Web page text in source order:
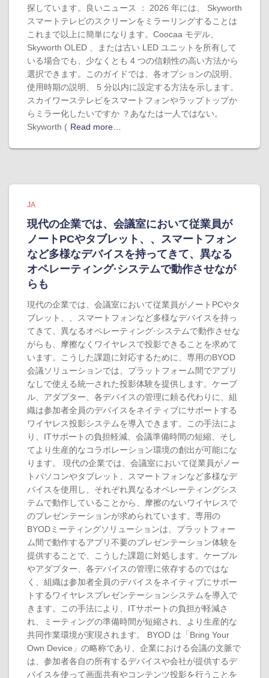
探しています。良いニュース ： 2026 年には、 Skyworth
スマートテレビのスクリーンをミラーリングすることは
これまで以上に簡単になります。Coocaa モデル、
Skyworth OLED 、または古い LED ユニットを所有して
いる場合でも、少なくとも 4 つの信頼性の高い方法から
選択できます。このガイドでは、各オプションの説明、
使用時期の説明、 5 分以内に設定する方法を示します。
スカイワーステレビをスマートフォンやラップトップか
らミラー化したいですか ？あなたは一人ではない。
Skyworth ( Read more…
JA
現代の企業では、会議室において従業員が
ノートPCやタブレット、、スマートフォン
など多様なデバイスを持ってきて、異なる
オペレーティング·システムで動作させなが
らも
現代の企業では、会議室において従業員がノートPCやタ
ブレット、、スマートフォンなど多様なデバイスを持っ
てきて、異なるオペレーティング·システムで動作させな
がらも、摩擦なくワイヤレスで投影できることを求めて
います。こうした課題に対応するために、専用のBYOD
会議ソリューションでは、プラットフォーム間でアプリ
なしで使える統一された投影体験を提供します。ケーブ
ル、アダプター、各デバイスの管理に頼る代わりに、組
織は参加者全員のデバイスをネイティブにサポートする
ワイヤレス投影システムを導入できます。この手法によ
り、ITサポートの負担軽減、会議準備時間の短縮、そし
てより生産的なコラボレーション環境の創出が可能にな
ります。 現代の企業では、会議室において従業員がノー
トパソコンやタブレット、スマートフォンなど多様なデ
バイスを使用し、それぞれ異なるオペレーティングシス
テムで動作していることから、摩擦のないワイヤレスで
のプレゼンテーションが求められています。専用の
BYODミーティングソリューションは、プラットフォー
ム間で動作するアプリ不要のプレゼンテーション体験を
提供することで、こうした課題に対処します。ケーブル
やアダプター、各デバイスの管理に依存するのではな
く、組織は参加者全員のデバイスをネイティブにサポー
トするワイヤレスプレゼンテーションシステムを導入で
きます。この手法により、ITサポートの負担が軽減さ
れ、ミーティングの準備時間が短縮され、より生産的な
共同作業環境が実現されます。 BYOD は「Bring Your
Own Device」の略称であり、企業における会議の文脈で
は、参加者各自の所有するデバイスや会社が提供するデ
バイスを使って画面共有やコンテンツ投影を行うことを